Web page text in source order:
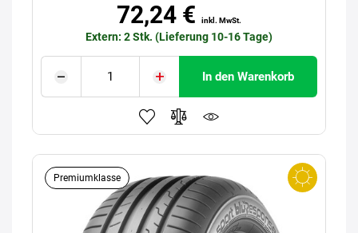
72,24 € inkl. MwSt.
Extern: 2 Stk. (Lieferung 10-16 Tage)
In den Warenkorb
Premiumklasse